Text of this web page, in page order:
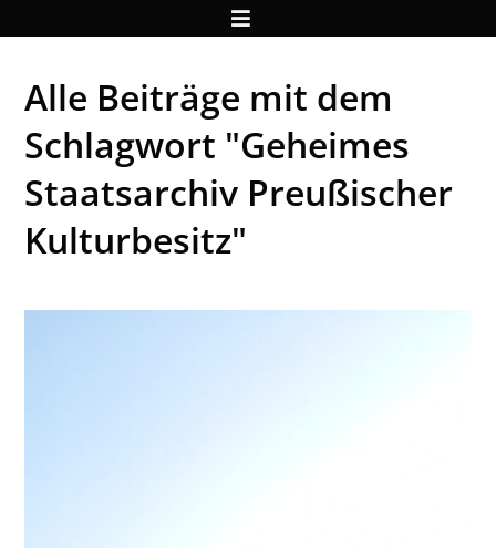
Alle Beiträge mit dem
Schlagwort "Geheimes
Staatsarchiv Preußischer
Kulturbesitz"